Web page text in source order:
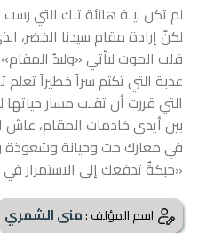
لم تكن ليلة هانئة تلك التي
لكنّ إرادة مقام سيدنا الخضر،
قلب الموت ليأتي «وليدُ
عذبة التي تكتم سراً خطيراً
التي قررت أن تقلب مسار حياتها
بين أيدي خادمات المقام، عاش
في معارك حبّ وخيانة وشعوذة
«حبكةٌ تدفعك إلى الاستمرار في
اسم المؤلف :منى الشمري